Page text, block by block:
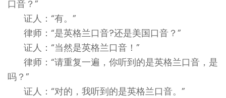
口音？”
证人：“有。”
律师：“是英格兰口音?还是美国口音？”
证人：“当然是英格兰口音！”
律师：“请重复一遍，你听到的是英格兰口音，是
吗？”
证人：“对的，我听到的是英格兰口音。”